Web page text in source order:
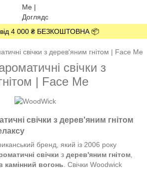
від 4 000 ₴ БЕЗКОШТОВНА 📦
свічки з дерев'яним гнітом | Face Me
свічки з
| Face Me
свічки з дерев'яним гнітом
бренд, який із 2006 року
свічки з дерев'яним гнітом,
камінний вогонь. Свічки Woodwick